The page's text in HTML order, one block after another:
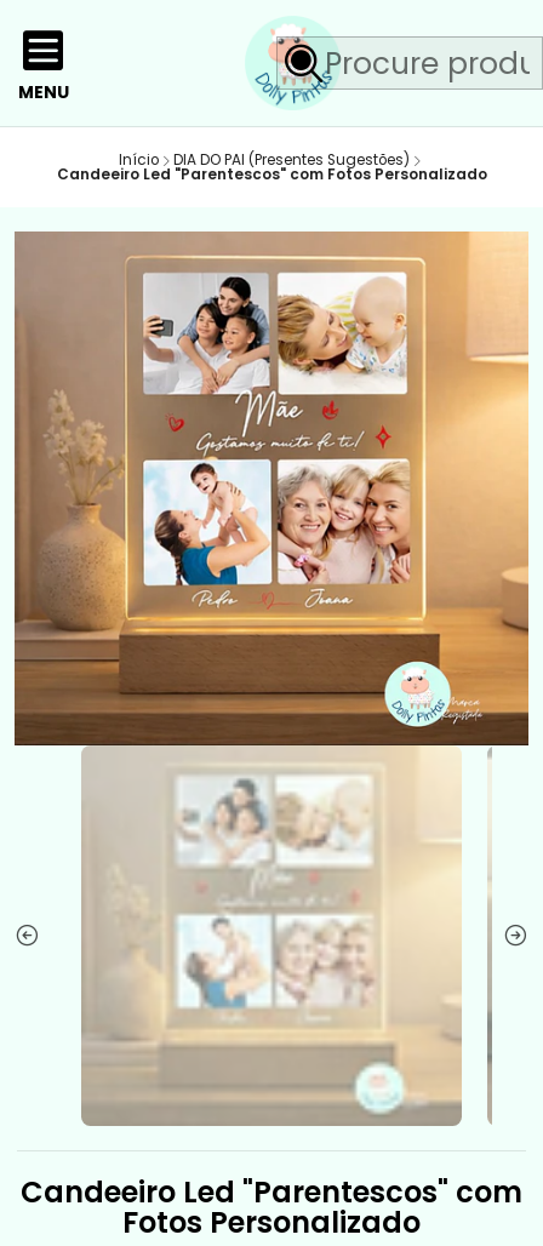
MENU
Início DIA DO PAI (Presentes Sugestões)
Candeeiro Led "Parentescos" com Fotos Personalizado
Candeeiro Led "Parentescos" com
Fotos Personalizado